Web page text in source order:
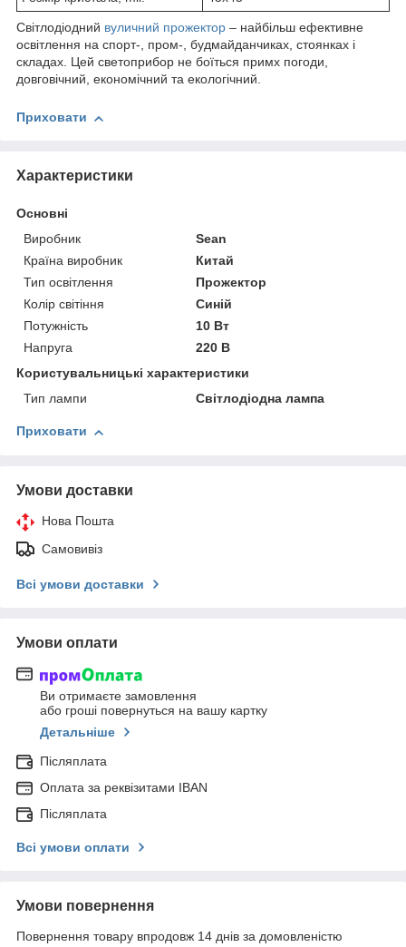
Світлодіодний вуличний прожектор – найбільш ефективне
освітлення на спорт-, пром-, будмайданчиках, стоянках і
складах. Цей светоприбор не боїться примх погоди,
довговічний, економічний та екологічний.
Приховати
Характеристики
Основні
Виробник
Sean
Країна виробник
Китай
Тип освітлення
Прожектор
Колір світіння
Синій
Потужність
10 Вт
Напруга
220 В
Користувальницькі характеристики
Тип лампи
Світлодіодна лампа
Приховати
Умови доставки
Нова Пошта
Самовивіз
Всі умови доставки
Умови оплати
Ви отримаєте замовлення
або гроші повернуться на вашу картку
Детальніше
Післяплата
Оплата за реквізитами IBAN
Післяплата
Всі умови оплати
Умови повернення
Повернення товару впродовж 14 днів за домовленістю